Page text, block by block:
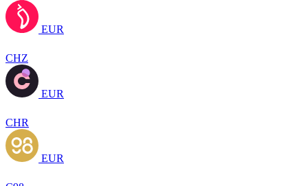
EUR
CHZ
EUR
CHR
EUR